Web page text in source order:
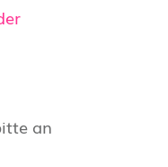
an